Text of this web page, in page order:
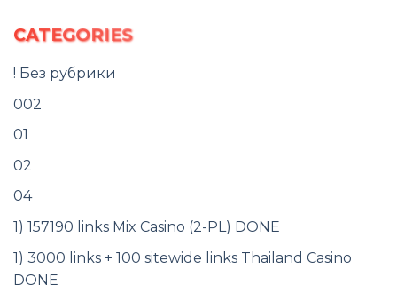
CATEGORIES
! Без рубрики
002
01
02
04
1) 157190 links Mix Casino (2-PL) DONE
1) 3000 links + 100 sitewide links Thailand Casino
DONE